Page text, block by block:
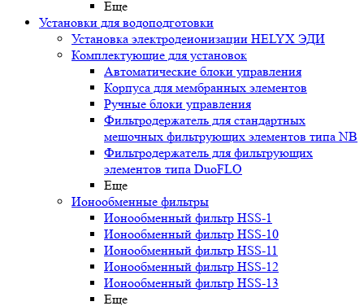
Еще
Установки для водоподготовки
Установка электродеионизации HELYX ЭДИ
Комплектующие для установок
Автоматические блоки управления
Корпуса для мембранных элементов
Ручные блоки управления
Фильтродержатель для стандартных
мешочных фильтрующих элементов типа NB
Фильтродержатель для фильтрующих
элементов типа DuoFLO
Еще
Ионообменные фильтры
Ионообменный фильтр HSS-1
Ионообменный фильтр HSS-10
Ионообменный фильтр HSS-11
Ионообменный фильтр HSS-12
Ионообменный фильтр HSS-13
Еще